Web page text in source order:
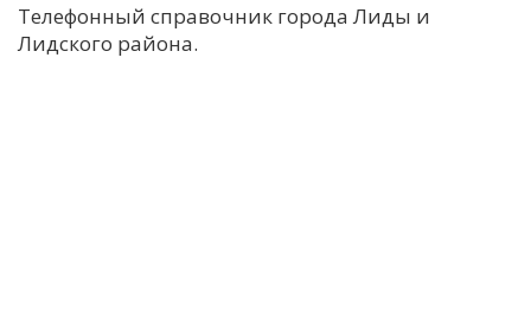
Телефонный справочник города Лиды и
Лидского района.